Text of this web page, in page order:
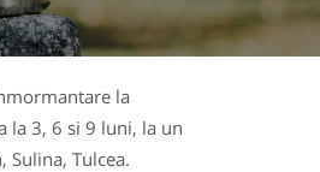
la
la 3, 6 si 9 luni, la un
Sulina, Tulcea.